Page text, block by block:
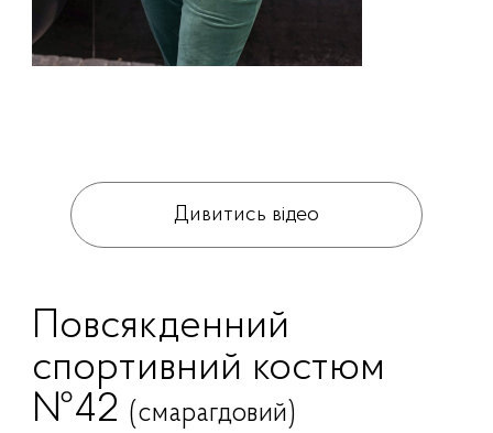
Дивитись відео
Повсякденний
спортивний костюм
№42 (смарагдовий)